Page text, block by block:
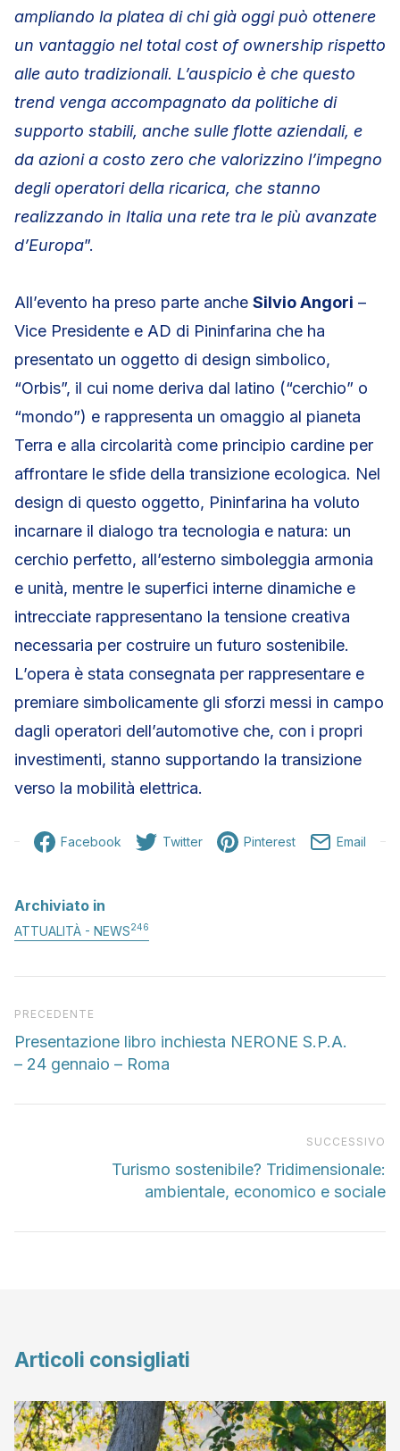
ampliando la platea di chi già oggi può ottenere
un vantaggio nel total cost of ownership rispetto
alle auto tradizionali. L’auspicio è che questo
trend venga accompagnato da politiche di
supporto stabili, anche sulle flotte aziendali, e
da azioni a costo zero che valorizzino l’impegno
degli operatori della ricarica, che stanno
realizzando in Italia una rete tra le più avanzate
d’Europa”.
All’evento ha preso parte anche Silvio Angori –
Vice Presidente e AD di Pininfarina che ha
presentato un oggetto di design simbolico,
“Orbis”, il cui nome deriva dal latino (“cerchio” o
“mondo”) e rappresenta un omaggio al pianeta
Terra e alla circolarità come principio cardine per
affrontare le sfide della transizione ecologica. Nel
design di questo oggetto, Pininfarina ha voluto
incarnare il dialogo tra tecnologia e natura: un
cerchio perfetto, all’esterno simboleggia armonia
e unità, mentre le superfici interne dinamiche e
intrecciate rappresentano la tensione creativa
necessaria per costruire un futuro sostenibile.
L’opera è stata consegnata per rappresentare e
premiare simbolicamente gli sforzi messi in campo
dagli operatori dell’automotive che, con i propri
investimenti, stanno supportando la transizione
verso la mobilità elettrica.
Facebook Twitter Pinterest Email
Archiviato in
ATTUALITÀ - NEWS246
Articolo precedente
PRECEDENTE
Presentazione libro inchiesta NERONE S.P.A.
– 24 gennaio – Roma
SUCCESSIVO
Turismo sostenibile? Tridimensionale:
ambientale, economico e sociale
Articoli consigliati